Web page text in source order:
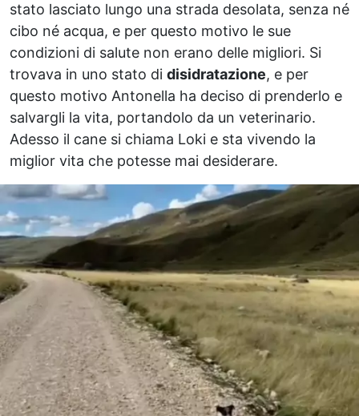
stato lasciato lungo una strada desolata, senza né
cibo né acqua, e per questo motivo le sue
condizioni di salute non erano delle migliori. Si
trovava in uno stato di disidratazione, e per
questo motivo Antonella ha deciso di prenderlo e
salvargli la vita, portandolo da un veterinario.
Adesso il cane si chiama Loki e sta vivendo la
miglior vita che potesse mai desiderare.